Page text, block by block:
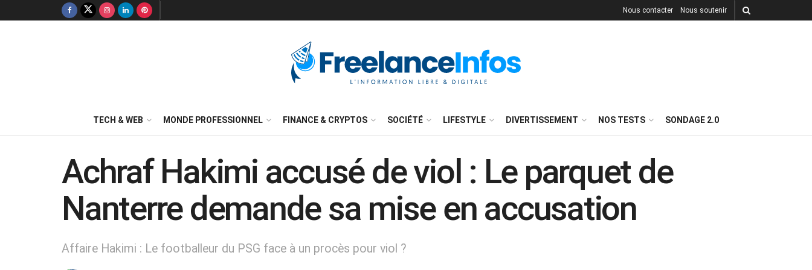
Nous contacter Nous soutenir
TECH & WEB MONDE PROFESSIONNEL FINANCE & CRYPTOS SOCIÉTÉ LIFESTYLE DIVERTISSEMENT NOS TESTS SONDAGE 2.0
Achraf Hakimi accusé de viol : Le parquet de
Nanterre demande sa mise en accusation
Affaire Hakimi : Le footballeur du PSG face à un procès pour viol ?